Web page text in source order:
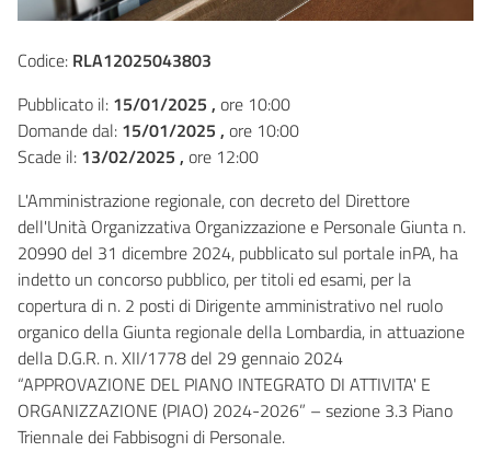
Codice: RLA12025043803
Pubblicato il: 15/01/2025 , ore 10:00
Domande dal: 15/01/2025 , ore 10:00
Scade il: 13/02/2025 , ore 12:00
L'Amministrazione regionale, con decreto del Direttore
dell'Unità Organizzativa Organizzazione e Personale Giunta n.
20990 del 31 dicembre 2024, pubblicato sul portale inPA, ha
indetto un concorso pubblico, per titoli ed esami, per la
copertura di n. 2 posti di Dirigente amministrativo nel ruolo
organico della Giunta regionale della Lombardia, in attuazione
della D.G.R. n. XII/1778 del 29 gennaio 2024
“APPROVAZIONE DEL PIANO INTEGRATO DI ATTIVITA' E
ORGANIZZAZIONE (PIAO) 2024-2026” – sezione 3.3 Piano
Triennale dei Fabbisogni di Personale.